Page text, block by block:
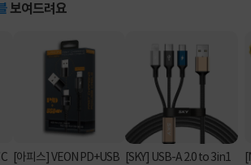
보여드려요
[아피스] VEON PD+USB
[SKY] USB-A 2.0 to 3in1